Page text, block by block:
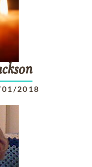
2018